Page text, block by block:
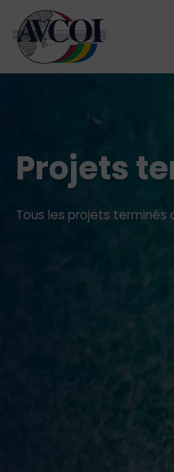
Aller au contenu principal
Projets
Tous les projets terminés